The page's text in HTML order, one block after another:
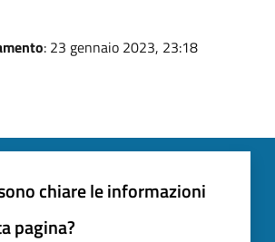
: 23 gennaio 2023, 23:18
chiare le informazioni
pagina?